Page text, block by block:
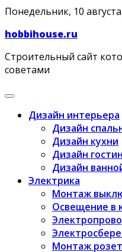
Skip
content
Понедельник, 10
hobbihouse.ru
Строительный сайт
советами
Дизайн интерьера
Дизайн
Дизайн кухни
Дизайн
Дизайн
Электрика
Монтаж
Освещение в
Монтаж